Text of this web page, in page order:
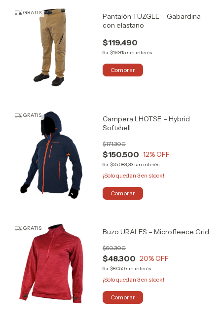
GRATIS
Pantalón TUZGLE – Gabardina
con elastano
$119.490
6x $19.915 sin interés
Comprar
GRATIS
Campera LHOTSE – Hybrid
Softshell
$150.500
$171.300
12% OFF
6x $25.083,33 sin interés
¡Solo quedan 3en stock!
Comprar
GRATIS Buzo URALES – Microfleece Grid
$48.300
$60.300
20% OFF
6x $8.050 sin interés
¡Solo quedan 3en stock!
Comprar